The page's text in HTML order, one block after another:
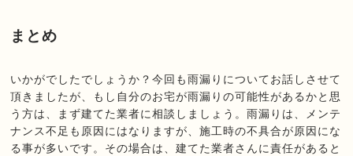
まとめ
いかがでしたでしょうか？今回も雨漏りについてお話しさせて
頂きましたが、もし自分のお宅が雨漏りの可能性があるかと思
う方は、まず建てた業者に相談しましょう。雨漏りは、メンテ
ナンス不足も原因にはなりますが、施工時の不具合が原因にな
る事が多いです。その場合は、建てた業者さんに責任があると